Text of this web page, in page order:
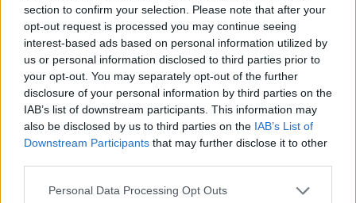
section to confirm your selection. Please note that after your
opt-out request is processed you may continue seeing
interest-based ads based on personal information utilized by
us or personal information disclosed to third parties prior to
your opt-out. You may separately opt-out of the further
disclosure of your personal information by third parties on the
IAB’s list of downstream participants. This information may
also be disclosed by us to third parties on the IAB’s List of
Downstream Participants that may further disclose it to other
Personal Data Processing Opt Outs
Hype-O-Meter
Nivel de hype: 9/10.Por 4,99 euros al mes
tienes IA avanzada, almacenamiento y
herramientas de productividad. La respuesta
de OpenAI se hace esperar — si es que llega.